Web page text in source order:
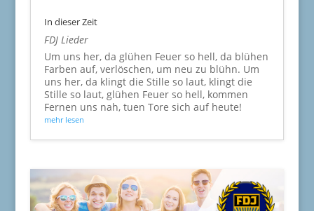
In dieser Zeit
FDJ Lieder
Um uns her, da glühen Feuer so hell, da blühen
Farben auf, verlöschen, um neu zu blühn. Um
uns her, da klingt die Stille so laut, klingt die
Stille so laut, glühen Feuer so hell, kommen
Fernen uns nah, tuen Tore sich auf heute!
mehr lesen